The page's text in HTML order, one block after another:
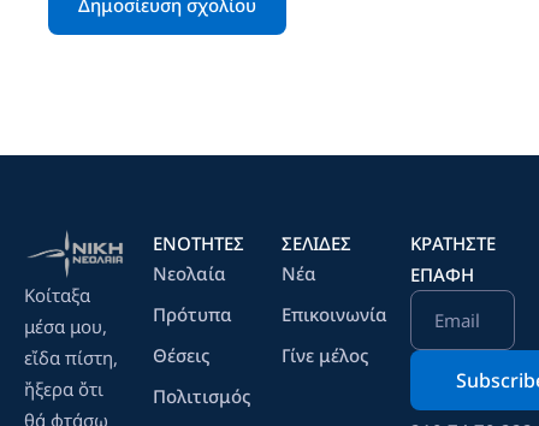
Κοίταξα
μέσα μου,
εἴδα πίστη,
ἤξερα ὄτι
θά φτάσω
ΕΝΟΤΗΤΕΣ
Νεολαία
Πρότυπα
Θέσεις
Πολιτισμός
ΣΕΛΙΔΕΣ
Νέα
Επικοινωνία
Γίνε μέλος
ΚΡΑΤΉΣΤΕ
ΕΠΑΦΉ
Email